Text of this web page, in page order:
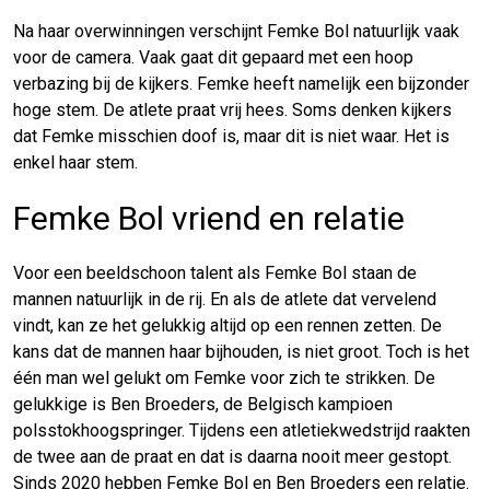
Na haar overwinningen verschijnt Femke Bol natuurlijk vaak
voor de camera. Vaak gaat dit gepaard met een hoop
verbazing bij de kijkers. Femke heeft namelijk een bijzonder
hoge stem. De atlete praat vrij hees. Soms denken kijkers
dat Femke misschien doof is, maar dit is niet waar. Het is
enkel haar stem.
Femke Bol vriend en relatie
Voor een beeldschoon talent als Femke Bol staan de
mannen natuurlijk in de rij. En als de atlete dat vervelend
vindt, kan ze het gelukkig altijd op een rennen zetten. De
kans dat de mannen haar bijhouden, is niet groot. Toch is het
één man wel gelukt om Femke voor zich te strikken. De
gelukkige is Ben Broeders, de Belgisch kampioen
polsstokhoogspringer. Tijdens een atletiekwedstrijd raakten
de twee aan de praat en dat is daarna nooit meer gestopt.
Sinds 2020 hebben Femke Bol en Ben Broeders een relatie.